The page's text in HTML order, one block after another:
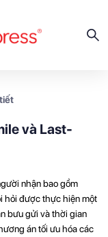
và Last-
nhận bao gồm
hỏi được thực hiện một
bưu gửi và thời gian
án tối ưu hóa các